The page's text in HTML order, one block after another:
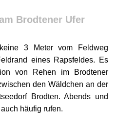
Brodtener Ufer
3 Meter vom Feldweg
eines Rapsfeldes. Es
von Rehen im Brodtener
den Wäldchen an der
Brodten. Abends und
häufig rufen.